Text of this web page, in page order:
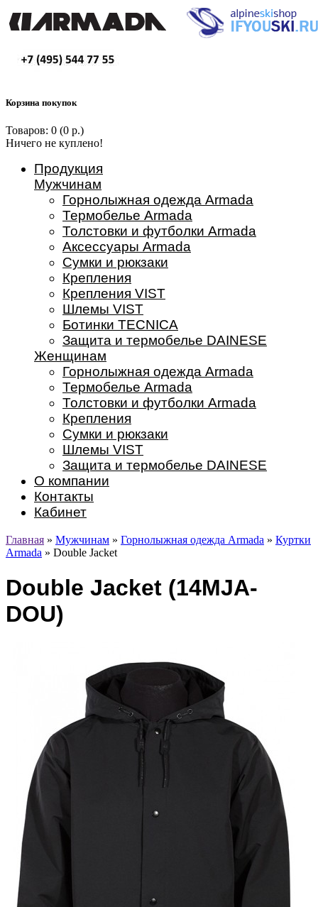
Корзина покупок
Товаров: 0 (0 р.)
Ничего не куплено!
Продукция
Мужчинам
Горнолыжная одежда Armada
Термобелье Armada
Толстовки и футболки Armada
Аксессуары Armada
Сумки и рюкзаки
Крепления
Крепления VIST
Шлемы VIST
Ботинки TECNICA
Защита и термобелье DAINESE
Женщинам
Горнолыжная одежда Armada
Термобелье Armada
Толстовки и футболки Armada
Крепления
Сумки и рюкзаки
Шлемы VIST
Защита и термобелье DAINESE
О компании
Контакты
Кабинет
Главная » Мужчинам » Горнолыжная одежда Armada » Куртки
Armada » Double Jacket
Double Jacket (14MJA-
DOU)